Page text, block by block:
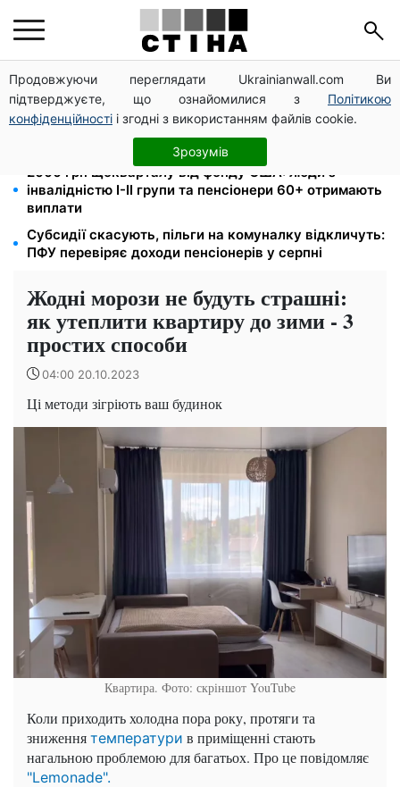
Продовжуючи переглядати Ukrainianwall.com Ви
підтверджуєте, що ознайомилися з Політикою
конфіденційності і згодні з використанням файлів cookie.
Зрозумів
113 млрд грн заборгували українці за комуналку:
830 тисяч проваджень у реєстрі боржників
1-2 набори гігієни на сім'ю: UNICEF роздає допомогу
в Запорізькій області у серпні
2000 грн щокварталу від фонду США: люди з
інвалідністю I-II групи та пенсіонери 60+ отримають
виплати
Субсидії скасують, пільги на комуналку відкличуть:
ПФУ перевіряє доходи пенсіонерів у серпні
Жодні морози не будуть страшні:
як утеплити квартиру до зими - 3
простих способи
04:00 20.10.2023
Ці методи зігріють ваш будинок
Квартира. Фото: скріншот YouTube
Коли приходить холодна пора року, протяги та
зниження температури в приміщенні стають
нагальною проблемою для багатьох. Про це повідомляє
"Lemonade".